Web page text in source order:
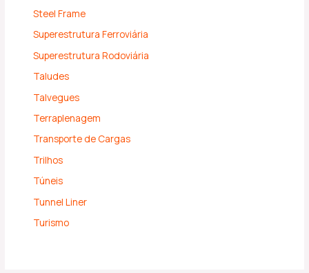
Steel Frame
Superestrutura Ferroviária
Superestrutura Rodoviária
Taludes
Talvegues
Terraplenagem
Transporte de Cargas
Trilhos
Túneis
Tunnel Liner
Turismo